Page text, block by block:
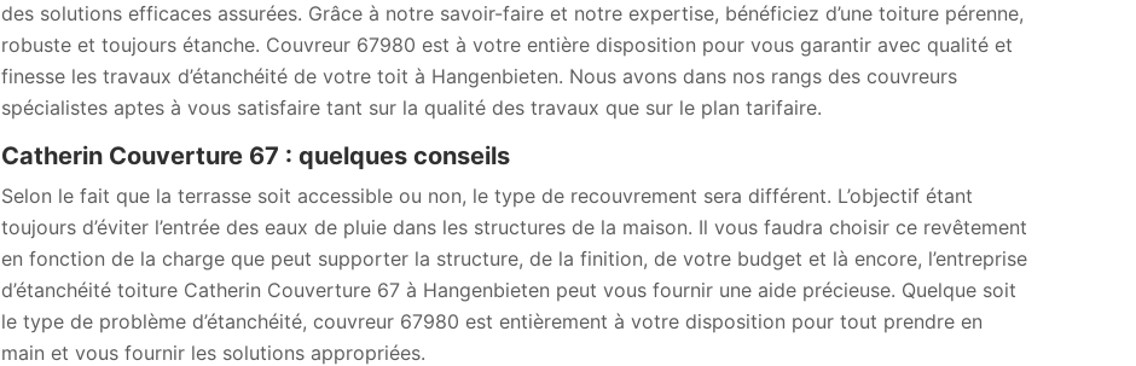
des solutions efficaces assurées. Grâce à notre savoir-faire et notre expertise, bénéficiez d’une toiture pérenne,
robuste et toujours étanche. Couvreur 67980 est à votre entière disposition pour vous garantir avec qualité et
finesse les travaux d’étanchéité de votre toit à Hangenbieten. Nous avons dans nos rangs des couvreurs
spécialistes aptes à vous satisfaire tant sur la qualité des travaux que sur le plan tarifaire.
Catherin Couverture 67 : quelques conseils
Selon le fait que la terrasse soit accessible ou non, le type de recouvrement sera différent. L’objectif étant
toujours d’éviter l’entrée des eaux de pluie dans les structures de la maison. Il vous faudra choisir ce revêtement
en fonction de la charge que peut supporter la structure, de la finition, de votre budget et là encore, l’entreprise
d’étanchéité toiture Catherin Couverture 67 à Hangenbieten peut vous fournir une aide précieuse. Quelque soit
le type de problème d’étanchéité, couvreur 67980 est entièrement à votre disposition pour tout prendre en
main et vous fournir les solutions appropriées.